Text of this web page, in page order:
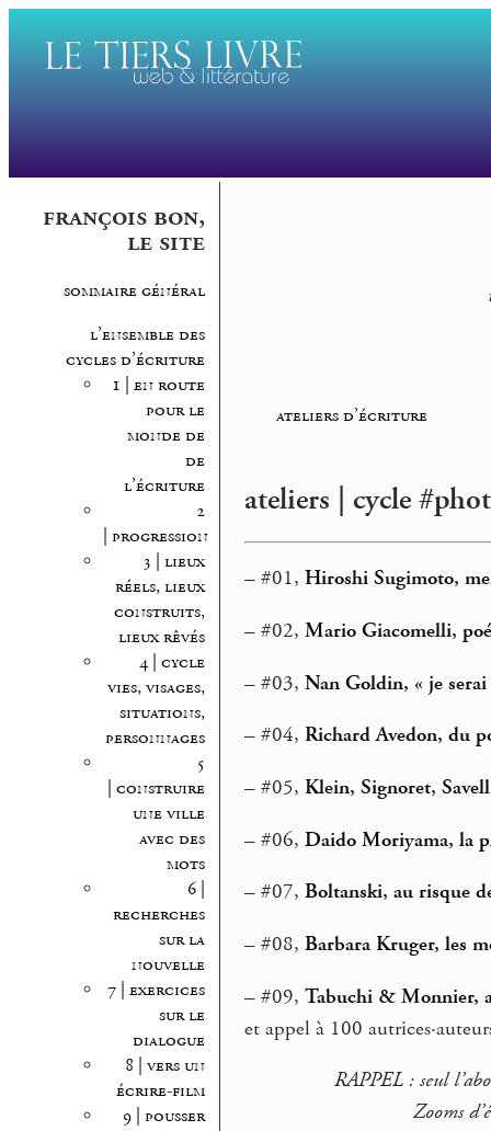
françois bon,
le site
sommaire général
l’ensemble des
cycles d’écriture
1 | en route
pour le
monde de
de
l’écriture
2
| progression
3 | lieux
réels, lieux
construits,
lieux rêvés
4 | cycle
vies, visages,
situations,
personnages
5
| construire
une ville
avec des
mots
6 |
recherches
sur la
nouvelle
7 | exercices
sur le
dialogue
8 | vers un
écrire-film
9 | pousser
ateliers d’écriture
ateliers | cycle
– #01,Hiroshi Sugimoto,
– #02,Mario Giacomelli,
– #03,Nan Goldin, « je
– #04,Richard Avedon, du
– #05,Klein, Signoret,
– #06,Daido Moriyama, la
– #07,Boltanski, au risque
– #08,Barbara Kruger, les
– #09,Tabuchi & Monnier,
et appel à 100
RAPPEL : seul
Zooms